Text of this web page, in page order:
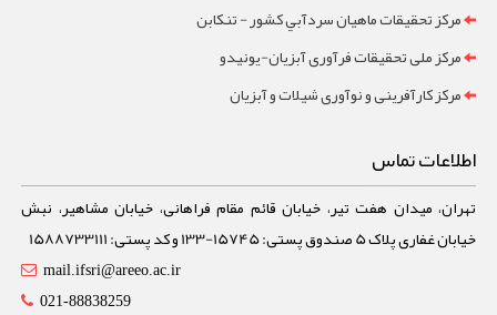
مرکز تحقيقات ماهيان سردآبي کشور - تنکابن
مرکز ملی تحقیقات فرآوری آبزیان-یونیدو
مرکز کارآفرینی و نوآوری شیلات و آبزیان
اطلاعات تماس
تهران، میدان هفت تیر، خیابان قائم مقام فراهانی، خیابان مشاهیر، نبش
خیابان غفاری پلاک 5 صندوق پستی: 15745-133 و کد پستی: 1588733111
mail.ifsri@areeo.ac.ir
021-88838259